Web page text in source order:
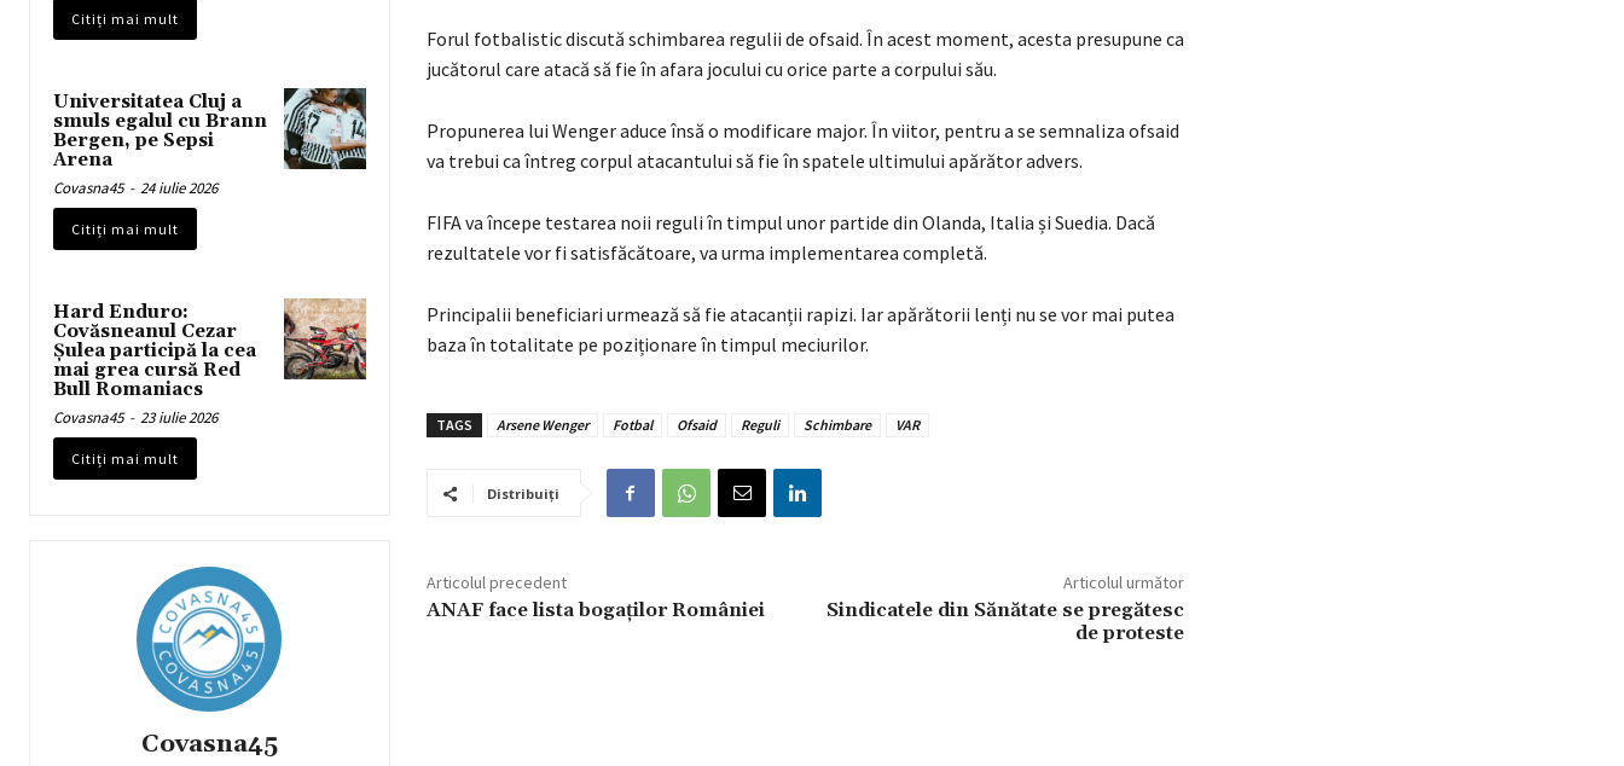
Citiți mai mult
Universitatea Cluj a
smuls egalul cu Brann
Bergen, pe Sepsi
Arena
Covasna45 - 24 iulie 2026
Citiți mai mult
Hard Enduro:
Covăsneanul Cezar
Șulea participă la cea
mai grea cursă Red
Bull Romaniacs
Covasna45 - 23 iulie 2026
Citiți mai mult
Covasna45
Forul fotbalistic discută schimbarea regulii de ofsaid. În acest moment, acesta presupune ca
jucătorul care atacă să fie în afara jocului cu orice parte a corpului său.
Propunerea lui Wenger aduce însă o modificare major. În viitor, pentru a se semnaliza ofsaid
va trebui ca întreg corpul atacantului să fie în spatele ultimului apărător advers.
FIFA va începe testarea noii reguli în timpul unor partide din Olanda, Italia și Suedia. Dacă
rezultatele vor fi satisfăcătoare, va urma implementarea completă.
Principalii beneficiari urmează să fie atacanții rapizi. Iar apărătorii lenți nu se vor mai putea
baza în totalitate pe poziționare în timpul meciurilor.
TAGS Arsene Wenger Fotbal Ofsaid Reguli Schimbare VAR
Distribuiți
Articolul precedent
ANAF face lista bogaților României
Articolul următor
Sindicatele din Sănătate se pregătesc
de proteste